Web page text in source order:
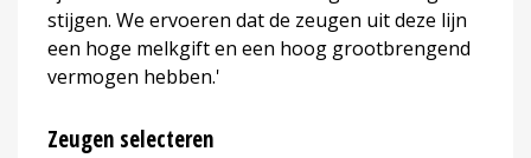
stijgen. We ervoeren dat de zeugen uit deze lijn
een hoge melkgift en een hoog grootbrengend
vermogen hebben.'
Zeugen selecteren